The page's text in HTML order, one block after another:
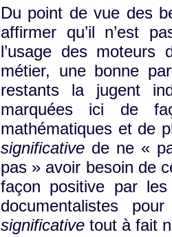
Du point de vue des
affirmer qu’il n’est
l’usage des moteurs
métier, une bonne
restants la jugent
marquées ici de
mathématiques et de
significative de ne «
pas » avoir besoin de
façon positive par
documentalistes
significative tout à fait